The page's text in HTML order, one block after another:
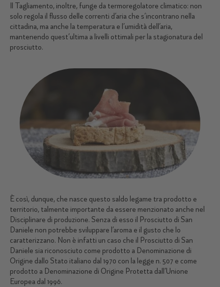
Il Tagliamento, inoltre, funge da termoregolatore climatico: non
solo regola il flusso delle correnti d’aria che s’incontrano nella
cittadina, ma anche la temperatura e l’umidità dell’aria,
mantenendo quest’ultima a livelli ottimali per la stagionatura del
prosciutto.
È così, dunque, che nasce questo saldo legame tra prodotto e
territorio, talmente importante da essere menzionato anche nel
Disciplinare di produzione. Senza di esso il Prosciutto di San
Daniele non potrebbe sviluppare l’aroma e il gusto che lo
caratterizzano. Non è infatti un caso che il Prosciutto di San
Daniele sia riconosciuto come prodotto a Denominazione di
Origine dallo Stato italiano dal 1970 con la legge n. 507 e come
prodotto a Denominazione di Origine Protetta dall’Unione
Europea dal 1996.